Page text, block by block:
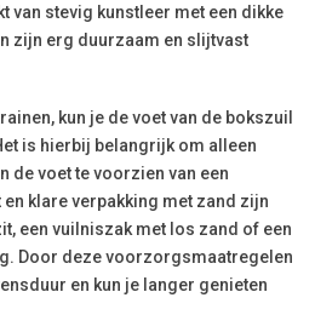
van stevig kunstleer met een dikke
zijn erg duurzaam en slijtvast
kun je de voet van de bokszuil
is hierbij belangrijk om alleen
de voet te voorzien van een
en klare verpakking met zand zijn
een vuilniszak met los zand of een
Door deze voorzorgsmaatregelen
en kun je langer genieten